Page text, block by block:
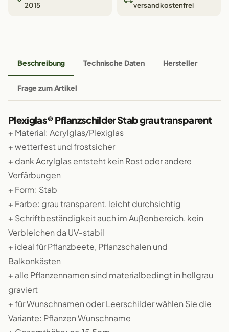
2015
versandkostenfrei
Beschreibung Technische Daten Hersteller
Frage zum Artikel
Plexiglas® Pflanzschilder Stab grau transparent
+ Material: Acrylglas/Plexiglas
+ wetterfest und frostsicher
+ dank Acrylglas entsteht kein Rost oder andere
Verfärbungen
+ Form: Stab
+ Farbe: grau transparent, leicht durchsichtig
+ Schriftbeständigkeit auch im Außenbereich, kein
Verbleichen da UV-stabil
+ ideal für Pflanzbeete, Pflanzschalen und
Balkonkästen
+ alle Pflanzennamen sind materialbedingt in hellgrau
graviert
+ für Wunschnamen oder Leerschilder wählen Sie die
Variante: Pflanzen Wunschname